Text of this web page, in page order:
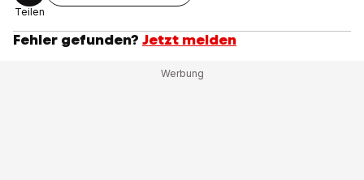
Teilen
Fehler gefunden? Jetzt melden